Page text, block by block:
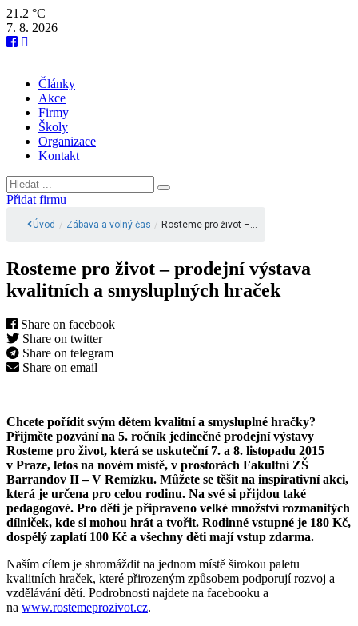
21.2 °C
7. 8. 2026
Články
Akce
Firmy
Školy
Organizace
Kontakt
Přidat firmu
Úvod / Zábava a volný čas / Rosteme pro život –…
Rosteme pro život – prodejní výstava
kvalitních a smysluplných hraček
Share on facebook
Share on twitter
Share on telegram
Share on email
Chcete pořídit svým dětem kvalitní a smysluplné hračky?
Přijměte pozvání na 5. ročník jedinečné prodejní výstavy
Rosteme pro život, která se uskuteční 7. a 8. listopadu 2015
v Praze, letos na novém místě, v prostorách Fakultní ZŠ
Barrandov II – V Remízku. Můžete se těšit na inspirativní akci,
která je určena pro celou rodinu. Na své si přijdou také
pedagogové. Pro děti je připraveno velké množství rozmanitých
dílniček, kde si mohou hrát a tvořit. Rodinné vstupné je 180 Kč,
dospělý zaplatí 100 Kč a všechny děti mají vstup zdarma.
Naším cílem je shromáždit na jednom místě širokou paletu
kvalitních hraček, které přirozeným způsobem podporují rozvoj a
vzdělávání dětí. Podrobnosti najdete na facebooku a
na www.rostemeprozivot.cz.